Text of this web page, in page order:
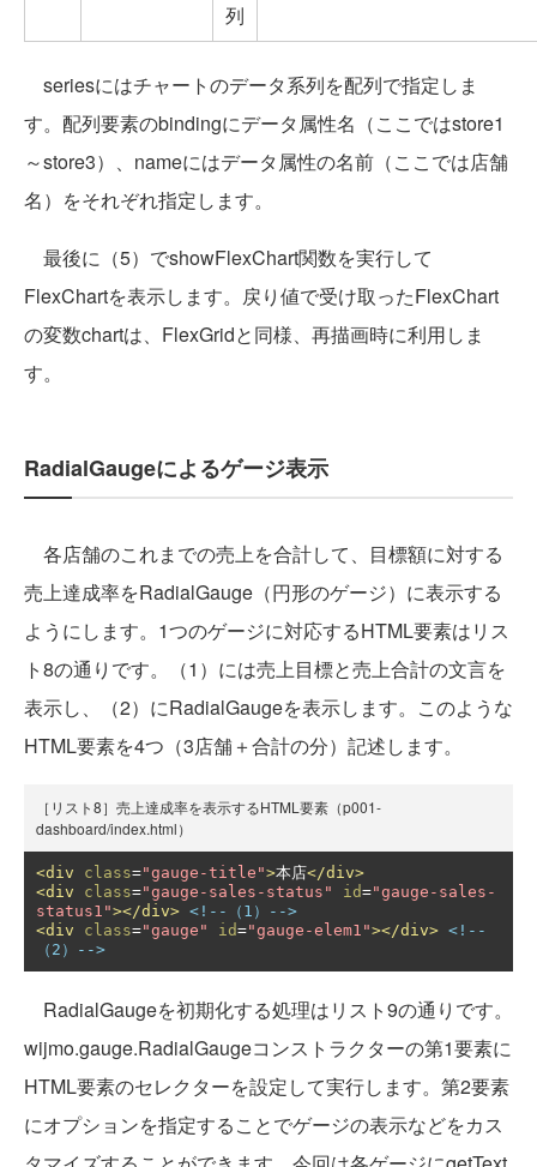
列
seriesにはチャートのデータ系列を配列で指定しま
す。配列要素のbindingにデータ属性名（ここではstore1
～store3）、nameにはデータ属性の名前（ここでは店舗
名）をそれぞれ指定します。
最後に（5）でshowFlexChart関数を実行して
FlexChartを表示します。戻り値で受け取ったFlexChart
の変数chartは、FlexGridと同様、再描画時に利用しま
す。
RadialGaugeによるゲージ表示
各店舗のこれまでの売上を合計して、目標額に対する
売上達成率をRadialGauge（円形のゲージ）に表示する
ようにします。1つのゲージに対応するHTML要素はリス
ト8の通りです。（1）には売上目標と売上合計の文言を
表示し、（2）にRadialGaugeを表示します。このような
HTML要素を4つ（3店舗＋合計の分）記述します。
［リスト8］売上達成率を表示するHTML要素（p001-
dashboard/index.html）
<div class="gauge-title">本店</div>
<div
class="gauge-sales-status" id="gauge-sales-
status1"></div> <!--（1）-->
<div
class="gauge" id="gauge-elem1"></div> <!--
（2）-->
RadialGaugeを初期化する処理はリスト9の通りです。
wijmo.gauge.RadialGaugeコンストラクターの第1要素に
HTML要素のセレクターを設定して実行します。第2要素
にオプションを指定することでゲージの表示などをカス